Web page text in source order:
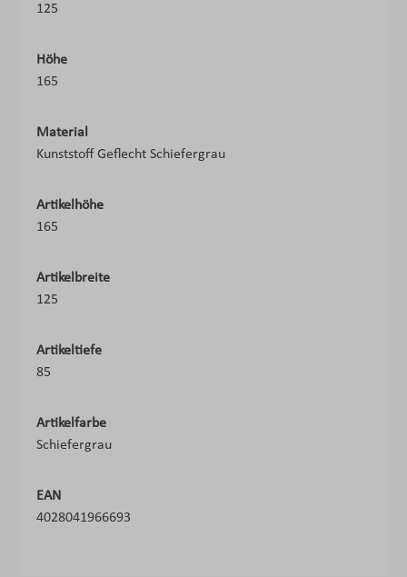
125
Höhe
165
Material
Kunststoff Geflecht Schiefergrau
Artikelhöhe
165
Artikelbreite
125
Artikeltiefe
85
Artikelfarbe
Schiefergrau
EAN
4028041966693